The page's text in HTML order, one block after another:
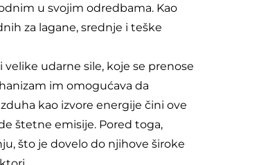
u svojim odredbama. Kao
za lagane, srednje i teške
udarne sile, koje se prenose
im omogućava da
kao izvore energije čini ove
štetne emisije. Pored toga,
što je dovelo do njihove široke